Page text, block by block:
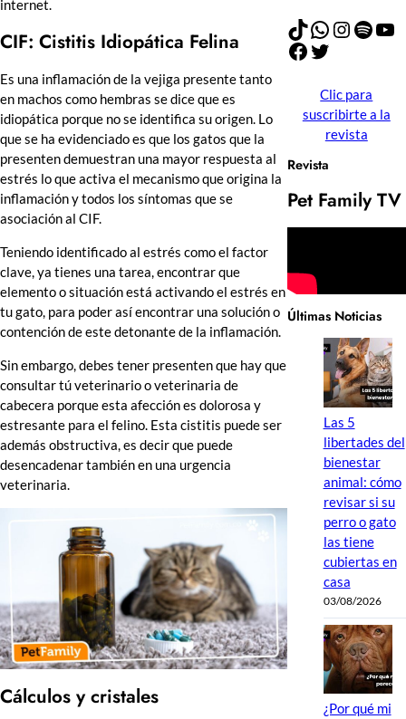
internet.
CIF: Cistitis Idiopática Felina
Es una inflamación de la vejiga presente tanto
en machos como hembras se dice que es
idiopática porque no se identifica su origen. Lo
que se ha evidenciado es que los gatos que la
presenten demuestran una mayor respuesta al
estrés lo que activa el mecanismo que origina la
inflamación y todos los síntomas que se
asociación al CIF.
Teniendo identificado al estrés como el factor
clave, ya tienes una tarea, encontrar que
elemento o situación está activando el estrés en
tu gato, para poder así encontrar una solución o
contención de este detonante de la inflamación.
Sin embargo, debes tener presenten que hay que
consultar tú veterinario o veterinaria de
cabecera porque esta afección es dolorosa y
estresante para el felino. Esta cistitis puede ser
además obstructiva, es decir que puede
desencadenar también en una urgencia
veterinaria.
Cálculos y cristales
TikTok WhatsApp Instagram Spotify YouTube
Facebook Twitter
Clic para
suscribirte a la
revista
Revista
Pet Family TV
Últimas Noticias
Las 5
libertades del
bienestar
animal: cómo
revisar si su
perro o gato
las tiene
cubiertas en
casa
03/08/2026
¿Por qué mi